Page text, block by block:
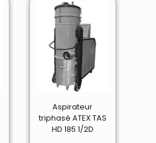
Aspirateur
triphasé ATEX TAS
HD 185 1/2D